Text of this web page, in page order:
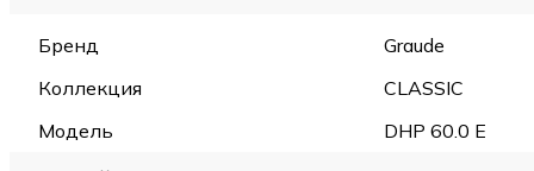
Бренд
Graude
Коллекция
CLASSIC
Модель
DHP 60.0 E